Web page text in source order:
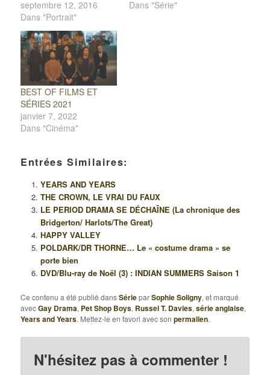
septembre 12, 2016
Dans "Portrait"
Dans "Série"
BEST OF FILMS ET
SÉRIES 2021
janvier 7, 2022
Dans "Cinéma"
Entrées Similaires:
YEARS AND YEARS
THE CROWN, LE VRAI DU FAUX
LE PERIOD DRAMA SE DÉCHAÎNE (La chronique des
Bridgerton/ Harlots/The Great)
HAPPY VALLEY
POLDARK/DR THORNE… Le « costume drama » se
porte bien
DVD/Blu-ray de Noël (3) : INDIAN SUMMERS Saison 1
Ce contenu a été publié dansSérieparSophie Soligny, et marqué
avecGay Drama, Pet Shop Boys, Russel T. Davies,série anglaise,
Years and Years. Mettez-le en favori avec sonpermalien.
N'hésitez pas à commenter !